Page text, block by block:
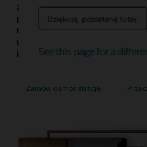
Dziękuję, pozostanę tutaj.
See this page for a
zadań, podejmowaniu
pracowników oraz
rekrutacja, zarządzanie
usług, przy jednoczesnej
informacji.
Zamów demonstrację